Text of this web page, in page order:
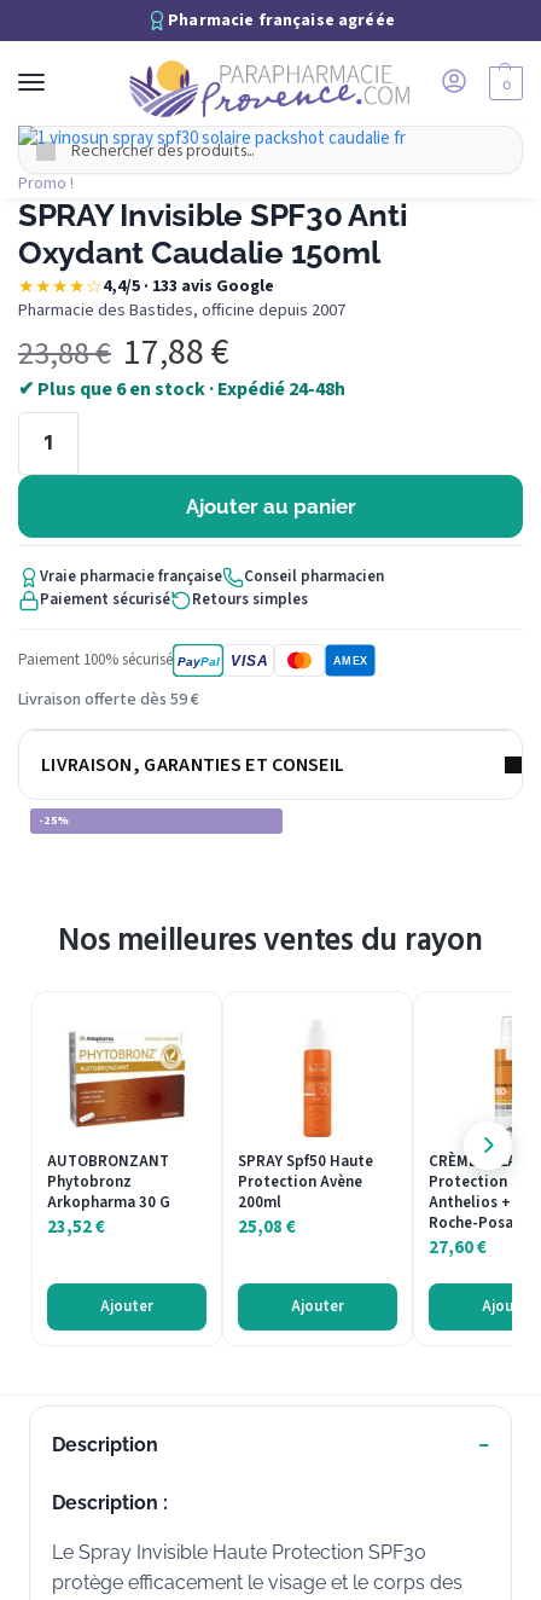
Pharmacie française agréée
0
Promo !
SPRAY Invisible SPF30 Anti
Oxydant Caudalie 150ml
★★★★☆4,4/5 · 133 avis Google·
Pharmacie des Bastides, officine depuis 2007
23,88€ 17,88€
✔ Plus que 6 en stock · Expédié 24-48h
Ajouter au panier
Vraie pharmacie française
Conseil pharmacien
Paiement sécurisé
Retours simples
Paiement 100% sécurisé PayPal VISA AMEX
Livraison offerte dès 59 €
LIVRAISON, GARANTIES ET CONSEIL
-25%
Nos meilleures ventes du rayon
AUTOBRONZANT
Phytobronz
Arkopharma 30 G
23,52€
Ajouter
SPRAY Spf50 Haute
Protection Avène
200ml
25,08€
Ajouter
CRÈME SOLAIRE
Protection
Anthelios +
Roche-Posay
27,60€
Ajouter
Description
Description :
Le Spray Invisible Haute Protection SPF30
protège efficacement le visage et le corps des